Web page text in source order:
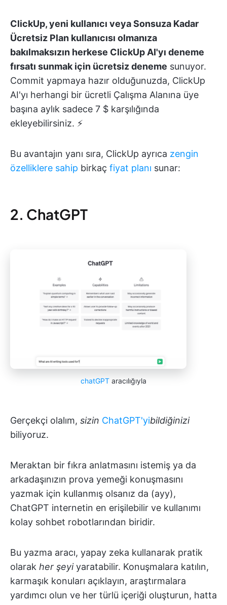
ClickUp, yeni kullanıcı veya Sonsuza Kadar
Ücretsiz Plan kullanıcısı olmanıza
bakılmaksızın herkese ClickUp AI'yı deneme
fırsatı sunmak için ücretsiz deneme sunuyor.
Commit yapmaya hazır olduğunuzda, ClickUp
AI'yı herhangi bir ücretli Çalışma Alanına üye
başına aylık sadece 7 $ karşılığında
ekleyebilirsiniz. ⚡️
Bu avantajın yanı sıra, ClickUp ayrıca zengin
özelliklere sahip birkaç fiyat planı sunar:
2. ChatGPT
chatGPT aracılığıyla
Gerçekçi olalım, sizin ChatGPT'yibildiğinizi
biliyoruz.
Meraktan bir fıkra anlatmasını istemiş ya da
arkadaşınızın prova yemeği konuşmasını
yazmak için kullanmış olsanız da (ayy),
ChatGPT internetin en erişilebilir ve kullanımı
kolay sohbet robotlarından biridir.
Bu yazma aracı, yapay zeka kullanarak pratik
olarak her şeyiyaratabilir. Konuşmalara katılın,
karmaşık konuları açıklayın, araştırmalara
yardımcı olun ve her türlü içeriği oluşturun, hatta